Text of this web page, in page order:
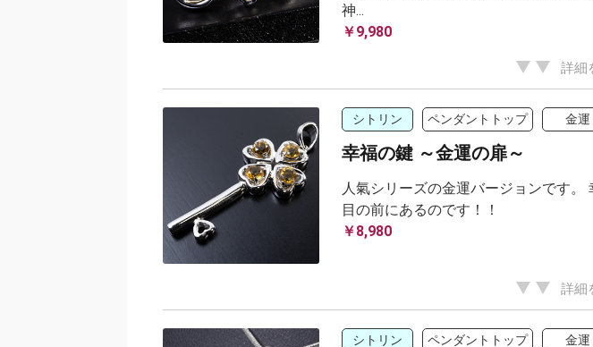
神...
￥9,980
詳細
シトリン ペンダントトップ 金運
幸福の鍵 ～金運の扉～
人氣シリーズの金運バージョンです
目の前にあるのです！！
￥8,980
詳細
シトリン ペンダントトップ 金運